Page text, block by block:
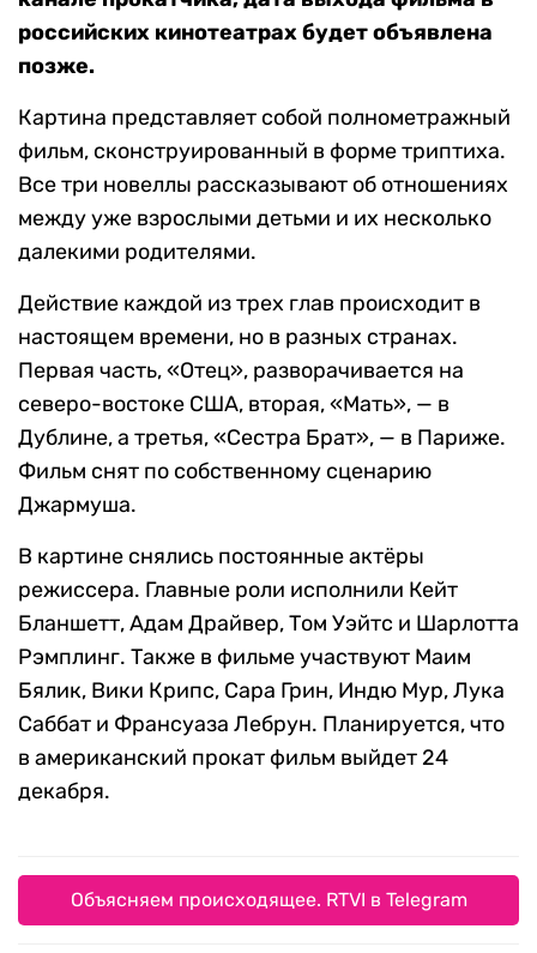
российских кинотеатрах будет объявлена
позже.
Картина представляет собой полнометражный
фильм, сконструированный в форме триптиха.
Все три новеллы рассказывают об отношениях
между уже взрослыми детьми и их несколько
далекими родителями.
Действие каждой из трех глав происходит в
настоящем времени, но в разных странах.
Первая часть, «Отец», разворачивается на
северо-востоке США, вторая, «Мать», — в
Дублине, а третья, «Сестра Брат», — в Париже.
Фильм снят по собственному сценарию
Джармуша.
В картине снялись постоянные актёры
режиссера. Главные роли исполнили Кейт
Бланшетт, Адам Драйвер, Том Уэйтс и Шарлотта
Рэмплинг. Также в фильме участвуют Маим
Бялик, Вики Крипс, Сара Грин, Индю Мур, Лука
Саббат и Франсуаза Лебрун. Планируется, что
в американский прокат фильм выйдет 24
декабря.
Объясняем происходящее. RTVI в Telegram